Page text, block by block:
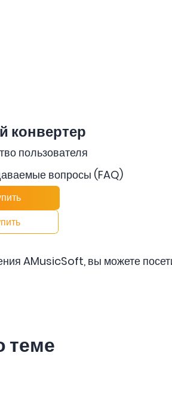
конвертер
пользователя
вопросы (FAQ)
AMusicSoft, вы можете
теме